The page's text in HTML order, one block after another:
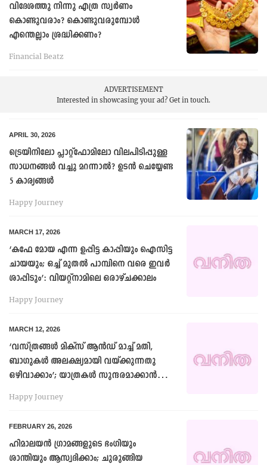
വിദേശത്തു നിന്നു എത്ര സ്വർണം
കൊണ്ടുവരാം? കൊണ്ടുവരുമ്പോൾ
എന്തെല്ലാം ശ്രദ്ധിക്കണം?
Financial Beatz
ADVERTISEMENT
Interested in showcasing your ad? Get in touch.
APRIL 30, 2026
ട്രെയിനിലോ പ്ലാറ്റ്ഫോമിലോ വിലപിടിപ്പുള്ള
സാധനങ്ങള്‍ വച്ചു മറന്നാൽ? ഉടൻ ചെയ്യേണ്ട
5 കാര്യങ്ങൾ
Happy Journey
MARCH 17, 2026
‘കഫേ മോയ എന്ന ഉപ്പിട്ട കാപ്പിയും ഐസിട്ട
ചായയും; ഒച്ച് മുതൽ പാമ്പിനെ വരെ ഇവര്‍
ശാപ്പിടും’: വിയറ്റ്നാമിലെ ഒരാഴ്ചക്കാലം
Happy Journey
MARCH 12, 2026
‘വസ്ത്രങ്ങൾ മിക്‌സ് ആൻഡ് മാച്ച് മതി,
ബാഗുകൾ അലക്ഷ്യമായി വയ്ക്കുന്നതു
ഒഴിവാക്കാം’; യാത്രകൾ സുന്ദരമാക്കാൻ
Happy Journey
FEBRUARY 26, 2026
ഹിമാലയൻ ഗ്രാമങ്ങളുടെ ഭംഗിയും
ശാന്തിയും ആസ്വദിക്കാം; ചുരുങ്ങിയ